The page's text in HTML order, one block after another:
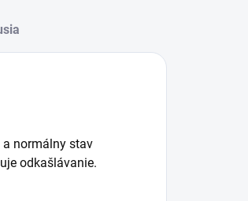
normálny stav
odkašlávanie.